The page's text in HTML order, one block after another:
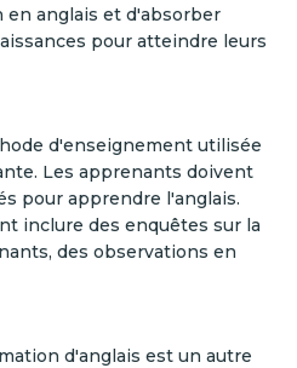
anglais et d'absorber
pour atteindre leurs
d'enseignement utilisée
Les apprenants doivent
pour apprendre l'anglais.
inclure des enquêtes sur la
des observations en
d'anglais est un autre